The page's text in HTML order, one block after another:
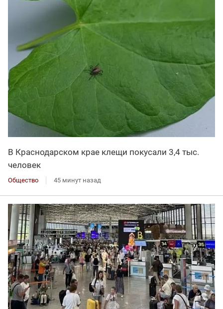
В Краснодарском крае клещи покусали 3,4 тыс.
человек
Общество 45 минут назад